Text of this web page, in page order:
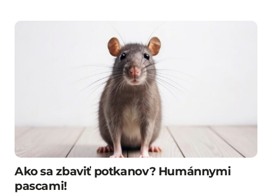
Ako sa zbaviť potkanov? Humánnymi
pascami!